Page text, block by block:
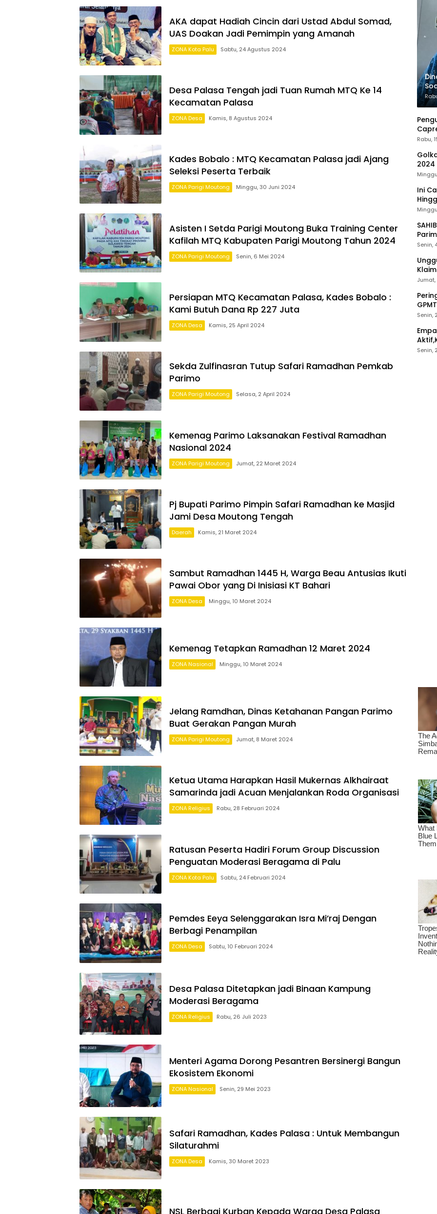
AKA dapat Hadiah Cincin dari Ustad Abdul Somad,
UAS Doakan Jadi Pemimpin yang Amanah
ZONA Kota Palu Sabtu, 24 Agustus 2024
Desa Palasa Tengah jadi Tuan Rumah MTQ Ke 14
Kecamatan Palasa
ZONA Desa Kamis, 8 Agustus 2024
Kades Bobalo : MTQ Kecamatan Palasa jadi Ajang
Seleksi Peserta Terbaik
ZONA Parigi Moutong Minggu, 30 Juni 2024
Asisten I Setda Parigi Moutong Buka Training Center
Kafilah MTQ Kabupaten Parigi Moutong Tahun 2024
ZONA Parigi Moutong Senin, 6 Mei 2024
Persiapan MTQ Kecamatan Palasa, Kades Bobalo :
Kami Butuh Dana Rp 227 Juta
ZONA Desa Kamis, 25 April 2024
Sekda Zulfinasran Tutup Safari Ramadhan Pemkab
Parimo
ZONA Parigi Moutong Selasa, 2 April 2024
Kemenag Parimo Laksanakan Festival Ramadhan
Nasional 2024
ZONA Parigi Moutong Jumat, 22 Maret 2024
Pj Bupati Parimo Pimpin Safari Ramadhan ke Masjid
Jami Desa Moutong Tengah
Daerah Kamis, 21 Maret 2024
Sambut Ramadhan 1445 H, Warga Beau Antusias Ikuti
Pawai Obor yang Di Inisiasi KT Bahari
ZONA Desa Minggu, 10 Maret 2024
Kemenag Tetapkan Ramadhan 12 Maret 2024
ZONA Nasional Minggu, 10 Maret 2024
Jelang Ramdhan, Dinas Ketahanan Pangan Parimo
Buat Gerakan Pangan Murah
ZONA Parigi Moutong Jumat, 8 Maret 2024
Ketua Utama Harapkan Hasil Mukernas Alkhairaat
Samarinda jadi Acuan Menjalankan Roda Organisasi
ZONA Religius Rabu, 28 Februari 2024
Ratusan Peserta Hadiri Forum Group Discussion
Penguatan Moderasi Beragama di Palu
ZONA Kota Palu Sabtu, 24 Februari 2024
Pemdes Eeya Selenggarakan Isra Mi’raj Dengan
Berbagi Penampilan
ZONA Desa Sabtu, 10 Februari 2024
Desa Palasa Ditetapkan jadi Binaan Kampung
Moderasi Beragama
ZONA Religius Rabu, 26 Juli 2023
Menteri Agama Dorong Pesantren Bersinergi Bangun
Ekosistem Ekonomi
ZONA Nasional Senin, 29 Mei 2023
Safari Ramadhan, Kades Palasa : Untuk Membangun
Silaturahmi
ZONA Desa Kamis, 30 Maret 2023
NSL Berbagi Kurban Kepada Warga Desa Palasa
Rabu,
2024
Ini
Senin,
Senin,
Senin,